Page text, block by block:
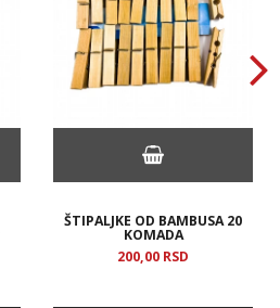
ŠTIPALJKE OD BAMBUSA 20
KOMADA
200,00 RSD